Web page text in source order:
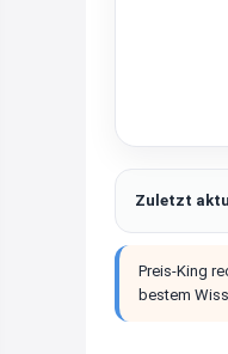
Zuletzt
Preis-King
bestem